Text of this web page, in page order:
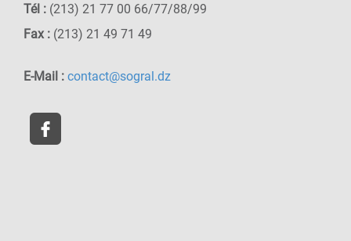
Tél : (213) 21 77 00 66/77/88/99
Fax : (213) 21 49 71 49
E-Mail : contact@sogral.dz